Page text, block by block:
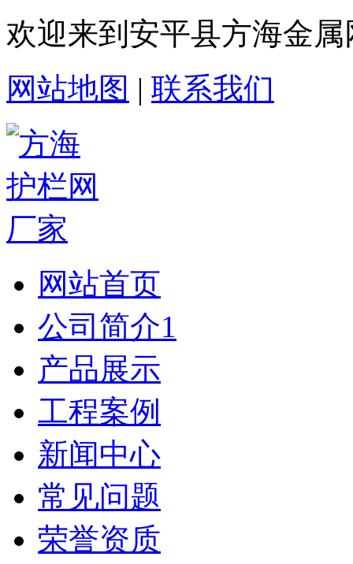
欢迎来到安平县方海金
网站地图 | 联系我们
网站首页
公司简介1
产品展示
工程案例
新闻中心
常见问题
荣誉资质